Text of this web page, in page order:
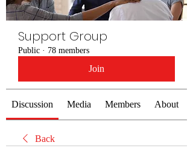
Support Group
Public · 78 members
Join
Discussion Media Members About
Back